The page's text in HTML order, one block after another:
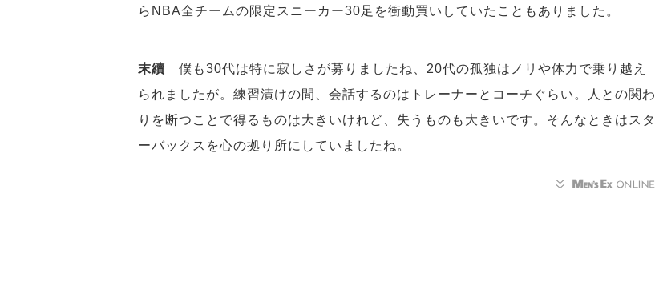
らNBA全チームの限定スニーカー30足を衝動買いしていたこともありました。
末續 僕も30代は特に寂しさが募りましたね、20代の孤独はノリや体力で乗り越え
られましたが。練習漬けの間、会話するのはトレーナーとコーチぐらい。人との関わ
りを断つことで得るものは大きいけれど、失うものも大きいです。そんなときはスタ
ーバックスを心の拠り所にしていましたね。